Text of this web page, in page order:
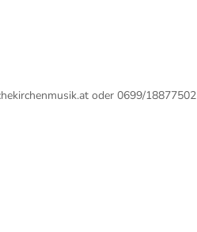
oder 0699/18877502